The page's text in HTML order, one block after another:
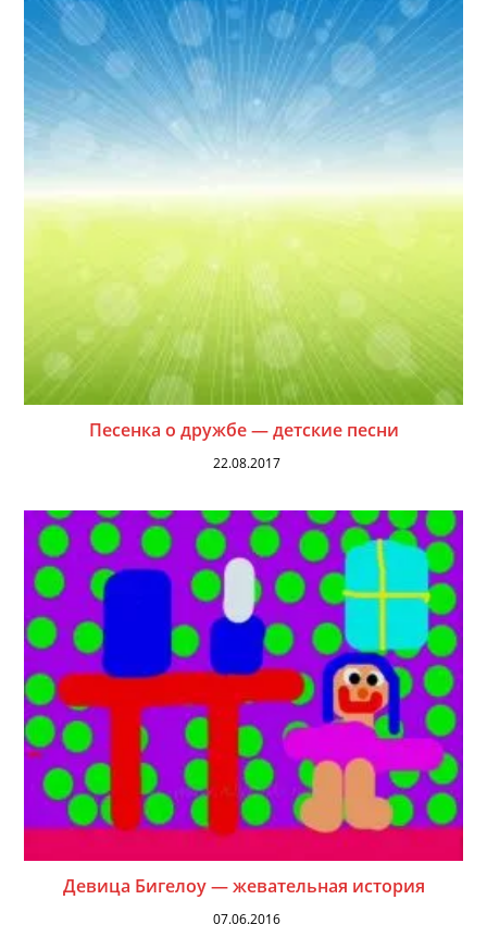
Песенка о дружбе — детские песни
22.08.2017
Девица Бигелоу — жевательная история
07.06.2016